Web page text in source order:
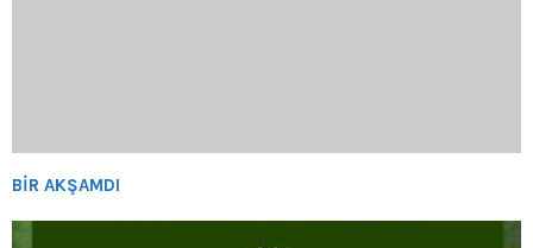
BİR AKŞAMDI